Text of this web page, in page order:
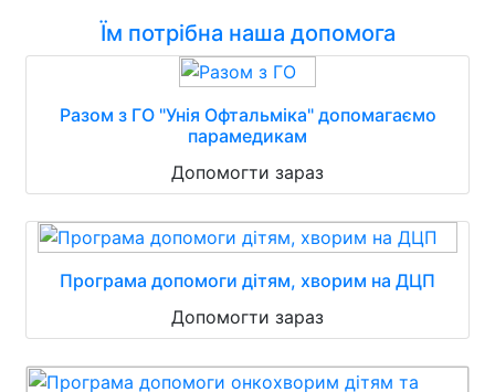
Їм потрібна наша допомога
Разом з ГО "Унія Офтальміка" допомагаємо
парамедикам
Допомогти зараз
Програма допомоги дітям, хворим на ДЦП
Допомогти зараз